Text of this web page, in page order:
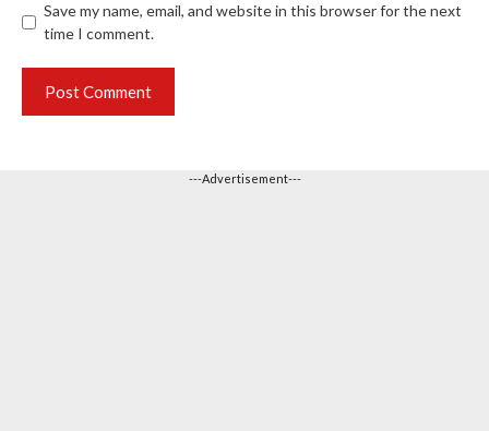
Save my name, email, and website in this browser for the next
time I comment.
---Advertisement---